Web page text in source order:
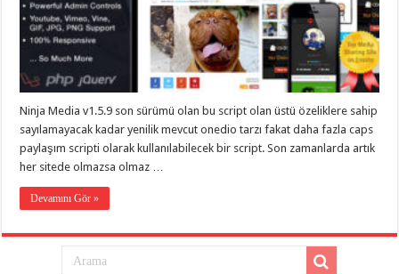
taşımacılık,
evden
taşımacılık ,
gaziantep
evden
gaziantep
evden
taşımacılık,
gaziantep
taşımacılık,
evden
Ninja Media v1.5.9 son sürümü olan bu script olan üstü özeliklere sahip
sayılamayacak kadar yenilik mevcut onedio tarzı fakat daha fazla caps
paylaşım scripti olarak kullanılabilecek bir script. Son zamanlarda artık
her sitede olmazsa olmaz …
Devamını Gör »